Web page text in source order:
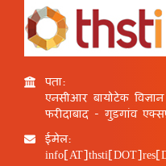
पता:
एनसीआर बायोटेक
फरीदाबाद - गुड़गांव
ईमेल: